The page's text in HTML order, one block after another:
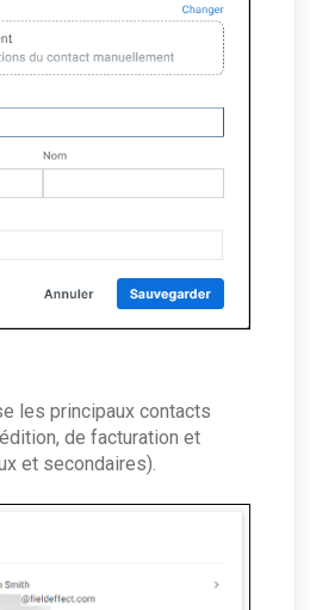
les principaux contacts
de facturation et
et secondaires).